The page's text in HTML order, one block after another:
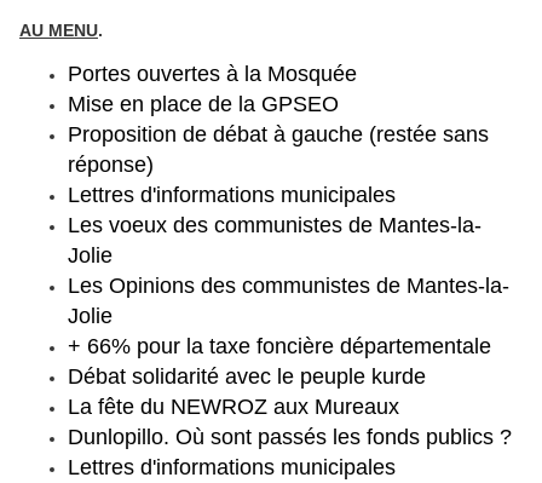
AU MENU.
Portes ouvertes à la Mosquée
Mise en place de la GPSEO
Proposition de débat à gauche (restée sans
réponse)
Lettres d'informations municipales
Les voeux des communistes de Mantes-la-
Jolie
Les Opinions des communistes de Mantes-la-
Jolie
+ 66% pour la taxe foncière départementale
Débat solidarité avec le peuple kurde
La fête du NEWROZ aux Mureaux
Dunlopillo. Où sont passés les fonds publics ?
Lettres d'informations municipales